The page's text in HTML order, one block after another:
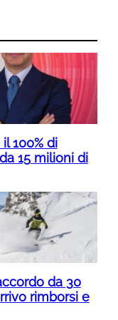
100% di
15 milioni di
da 30
rimborsi e